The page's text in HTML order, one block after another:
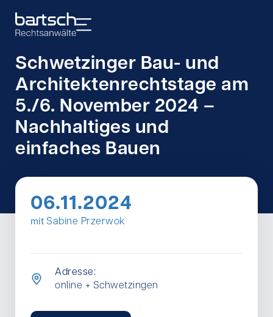
Schwetzinger Bau- und
Architektenrechtstage am
5./6. November 2024 –
Nachhaltiges und
einfaches Bauen
06.11.2024
mit Sabine Przerwok
Adresse:
online + Schwetzingen